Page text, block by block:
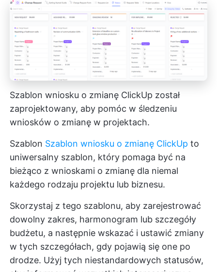
Szablon wniosku o zmianę ClickUp został
zaprojektowany, aby pomóc w śledzeniu
wniosków o zmianę w projektach.
Szablon Szablon wniosku o zmianę ClickUp to
uniwersalny szablon, który pomaga być na
bieżąco z wnioskami o zmianę dla niemal
każdego rodzaju projektu lub biznesu.
Skorzystaj z tego szablonu, aby zarejestrować
dowolny zakres, harmonogram lub szczegóły
budżetu, a następnie wskazać i ustawić zmiany
w tych szczegółach, gdy pojawią się one po
drodze. Użyj tych niestandardowych statusów,